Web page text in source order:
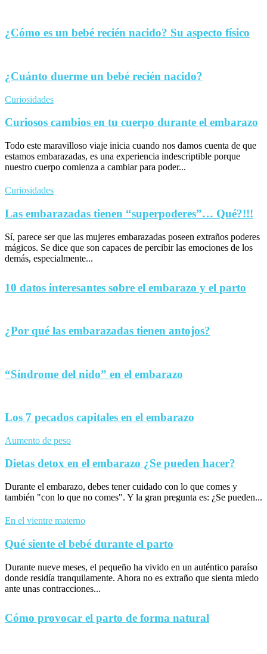
¿Cómo es un bebé recién nacido? Su aspecto físico
¿Cuánto duerme un bebé recién nacido?
Curiosidades
Curiosos cambios en tu cuerpo durante el embarazo
Todo este maravilloso viaje inicia cuando nos damos cuenta de que
estamos embarazadas, es una experiencia indescriptible porque
nuestro cuerpo comienza a cambiar para poder...
Curiosidades
Las embarazadas tienen “superpoderes”… Qué?!!!
Sí, parece ser que las mujeres embarazadas poseen extraños poderes
mágicos. Se dice que son capaces de percibir las emociones de los
demás, especialmente...
10 datos interesantes sobre el embarazo y el parto
¿Por qué las embarazadas tienen antojos?
“Síndrome del nido” en el embarazo
Los 7 pecados capitales en el embarazo
Aumento de peso
Dietas detox en el embarazo ¿Se pueden hacer?
Durante el embarazo, debes tener cuidado con lo que comes y
también "con lo que no comes". Y la gran pregunta es: ¿Se pueden...
En el vientre materno
Qué siente el bebé durante el parto
Durante nueve meses, el pequeño ha vivido en un auténtico paraíso
donde residía tranquilamente. Ahora no es extraño que sienta miedo
ante unas contracciones...
Cómo provocar el parto de forma natural